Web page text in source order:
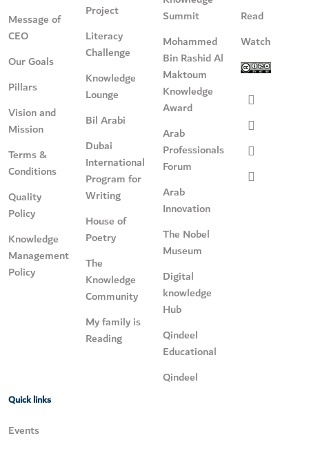
Message of
CEO
Our Goals
Pillars
Vision and
Mission
Terms &
Conditions
Quality
Policy
Knowledge
Management
Policy
Project
Literacy
Challenge
Knowledge
Lounge
Bil Arabi
Dubai
International
Program for
Writing
House of
Poetry
The
Knowledge
Community
My family is
Reading
Summit
Mohammed
Bin Rashid Al
Maktoum
Knowledge
Award
Arab
Professionals
Forum
Arab
Innovation
The Nobel
Museum
Digital
knowledge
Hub
Qindeel
Educational
Qindeel
Read
Watch
Quick links
Events